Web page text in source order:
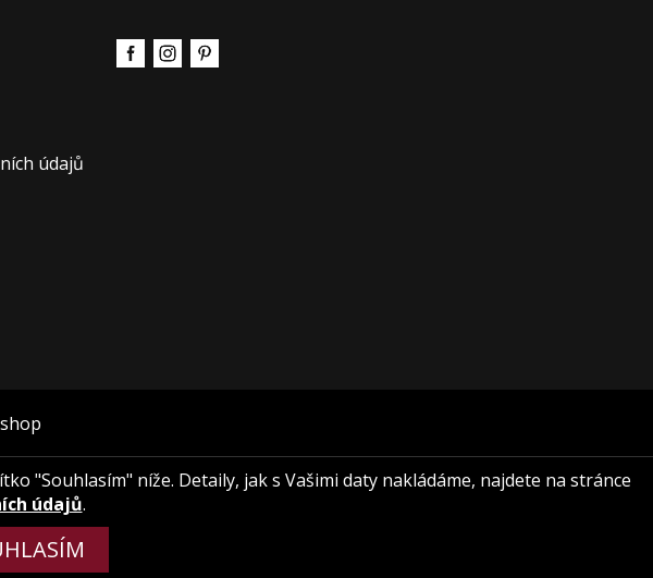
údajů
"Souhlasím" níže. Detaily, jak s Vašimi daty nakládáme, najdete na stránce
údajů.